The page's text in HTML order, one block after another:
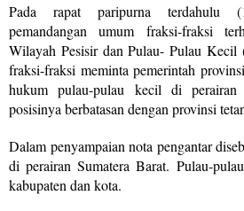
Pada rapat paripurna terdahulu
pemandangan umum fraksi-fraksi
Wilayah Pesisir dan Pulau- Pulau Kecil
fraksi-fraksi meminta pemerintah
hukum pulau-pulau kecil di perairan
posisinya berbatasan dengan provinsi
Dalam penyampaian nota pengantar
di perairan Sumatera Barat. Pulau-
kabupaten dan kota.